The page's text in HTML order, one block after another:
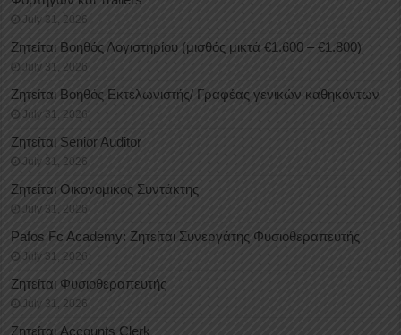
July 31, 2026
Ζητείται Βοηθός Λογιστηρίου (μισθός μικτά €1.600 – €1.800)
July 31, 2026
Ζητείται Βοηθός Εκτελωνιστής/ Γραφέας γενικών καθηκόντων
July 31, 2026
Ζητείται Senior Auditor
July 31, 2026
Ζητείται Οικονομικός Συντάκτης
July 31, 2026
Pafos Fc Academy: Ζητείται Συνεργάτης Φυσιοθεραπευτής
July 31, 2026
Ζητείται Φυσιοθεραπευτής
July 31, 2026
Ζητείται Accounts Clerk